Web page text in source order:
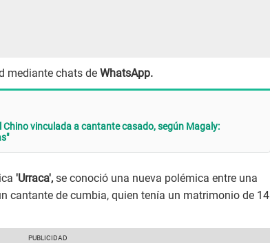
mediante chats de WhatsApp.
Chino vinculada a cantante casado, según Magaly:
'Urraca', se conoció una nueva polémica entre una
cantante de cumbia, quien tenía un matrimonio de 14